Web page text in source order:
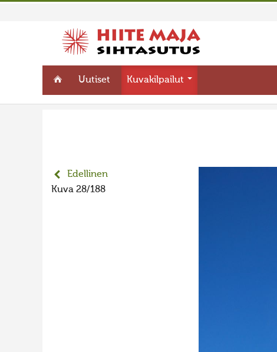
Uutiset Kuvakilpailut
Edellinen
Kuva 28/188